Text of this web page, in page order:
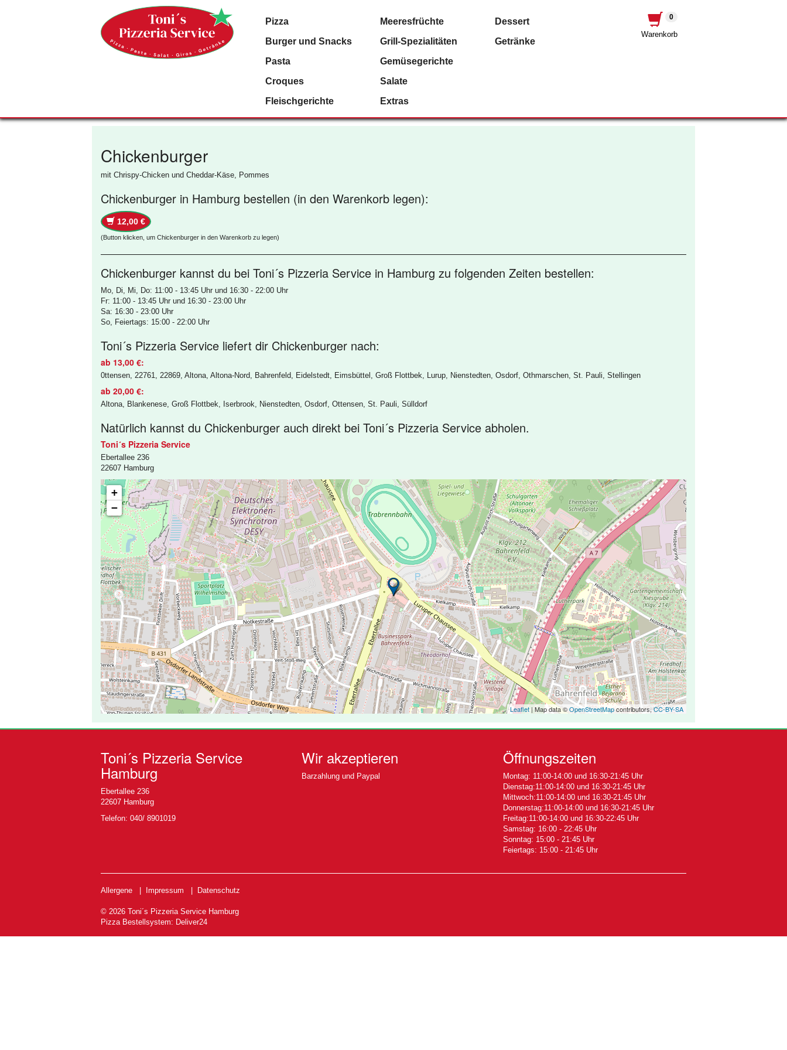
Pizza
Burger und Snacks
Pasta
Croques
Fleischgerichte
Meeresfrüchte
Grill-Spezialitäten
Gemüsegerichte
Salate
Extras
Dessert
Getränke
0
Warenkorb
Chickenburger
mit Chrispy-Chicken und Cheddar-Käse, Pommes
Chickenburger in Hamburg bestellen (in den Warenkorb legen):
12,00 €
(Button klicken, um Chickenburger in den Warenkorb zu legen)
Chickenburger kannst du bei Toni´s Pizzeria Service in Hamburg zu folgenden Zeiten bestellen:
Mo, Di, Mi, Do: 11:00 - 13:45 Uhr und 16:30 - 22:00 Uhr
Fr: 11:00 - 13:45 Uhr und 16:30 - 23:00 Uhr
Sa: 16:30 - 23:00 Uhr
So, Feiertags: 15:00 - 22:00 Uhr
Toni´s Pizzeria Service liefert dir Chickenburger nach:
ab 13,00 €:
0ttensen, 22761, 22869, Altona, Altona-Nord, Bahrenfeld, Eidelstedt, Eimsbüttel, Groß Flottbek, Lurup, Nienstedten, Osdorf, Othmarschen, St. Pauli, Stellingen
ab 20,00 €:
Altona, Blankenese, Groß Flottbek, Iserbrook, Nienstedten, Osdorf, Ottensen, St. Pauli, Sülldorf
Natürlich kannst du Chickenburger auch direkt bei Toni´s Pizzeria Service abholen.
Toni´s Pizzeria Service
Ebertallee 236
22607 Hamburg
+
−
Leaflet | Map data ©OpenStreetMapcontributors,CC-BY-SA
Toni´s Pizzeria Service
Hamburg
Ebertallee 236
22607 Hamburg
Telefon: 040/ 8901019
Wir akzeptieren
Barzahlung und Paypal
Öffnungszeiten
Montag: 11:00-14:00 und 16:30-21:45 Uhr
Dienstag:11:00-14:00 und 16:30-21:45 Uhr
Mittwoch:11:00-14:00 und 16:30-21:45 Uhr
Donnerstag:11:00-14:00 und 16:30-21:45 Uhr
Freitag:11:00-14:00 und 16:30-22:45 Uhr
Samstag: 16:00 - 22:45 Uhr
Sonntag: 15:00 - 21:45 Uhr
Feiertags: 15:00 - 21:45 Uhr
Allergene Impressum Datenschutz
© 2026 Toni´s Pizzeria Service Hamburg
Pizza Bestellsystem: Deliver24